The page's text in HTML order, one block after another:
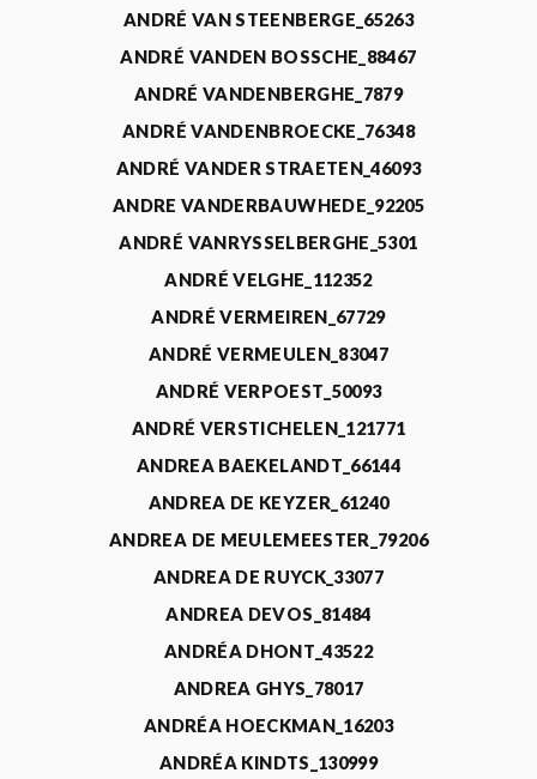
ANDRÉ VAN STEENBERGE_65263
ANDRÉ VANDEN BOSSCHE_88467
ANDRÉ VANDENBERGHE_7879
ANDRÉ VANDENBROECKE_76348
ANDRÉ VANDER STRAETEN_46093
ANDRE VANDERBAUWHEDE_92205
ANDRÉ VANRYSSELBERGHE_5301
ANDRÉ VELGHE_112352
ANDRÉ VERMEIREN_67729
ANDRÉ VERMEULEN_83047
ANDRÉ VERPOEST_50093
ANDRÉ VERSTICHELEN_121771
ANDREA BAEKELANDT_66144
ANDREA DE KEYZER_61240
ANDREA DE MEULEMEESTER_79206
ANDREA DE RUYCK_33077
ANDREA DEVOS_81484
ANDRÉA DHONT_43522
ANDREA GHYS_78017
ANDRÉA HOECKMAN_16203
ANDRÉA KINDTS_130999